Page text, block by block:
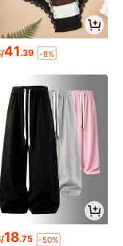
41.39 -8%
18.75 -50%